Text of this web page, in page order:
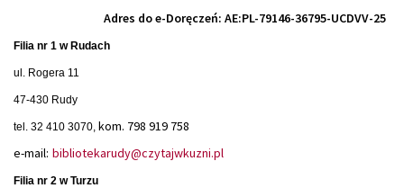
Adres do e-Doręczeń: AE:PL-79146-36795-UCDVV-25
Filia nr 1 w Rudach
ul. Rogera 11
47-430 Rudy
tel. 32 410 3070, kom. 798 919 758
e-mail: bibliotekarudy@czytajwkuzni.pl
Filia nr 2 w Turzu